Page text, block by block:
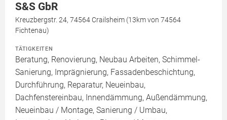
S&S GbR
Kreuzbergstr. 24, 74564 Crailsheim (13km von 74564
Fichtenau)
TÄTIGKEITEN
Beratung, Renovierung, Neubau Arbeiten, Schimmel-
Sanierung, Imprägnierung, Fassadenbeschichtung,
Durchführung, Reparatur, Neueinbau,
Dachfenstereinbau, Innendämmung, Außendämmung,
Neueinbau / Montage, Sanierung / Umbau,